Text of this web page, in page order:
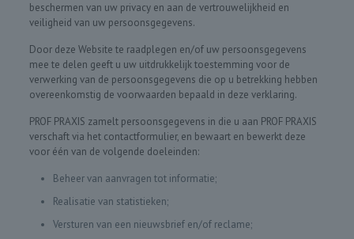
beschermen van uw privacy en aan de vertrouwelijkheid en
veiligheid van uw persoonsgegevens.
Door deze Website te raadplegen en/of uw persoonsgegevens
mee te delen geeft u uw uitdrukkelijk toestemming voor de
verwerking van de persoonsgegevens die op u betrekking hebben
overeenkomstig de voorwaarden bepaald in deze verklaring.
PROF PRAXIS zamelt persoonsgegevens in die u aan PROF PRAXIS
verschaft via het contactformulier, en bewaart en bewerkt deze
voor één van de volgende doeleinden:
Beheer van aanvragen tot informatie;
Realisatie van statistieken;
Versturen van een nieuwsbrief en/of reclame;